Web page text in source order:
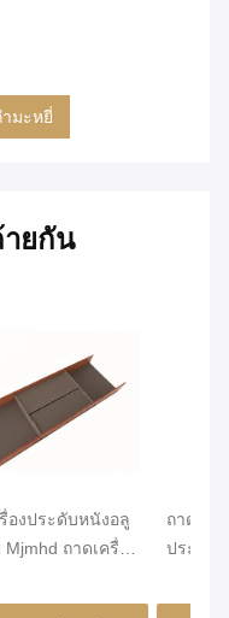
มะหยี่
ยกัน
องประดับหนังอลู
Mjmhd ถาดเครื่อง
นชัก งานฝีมือ
ถาดจัดร
ประดับ